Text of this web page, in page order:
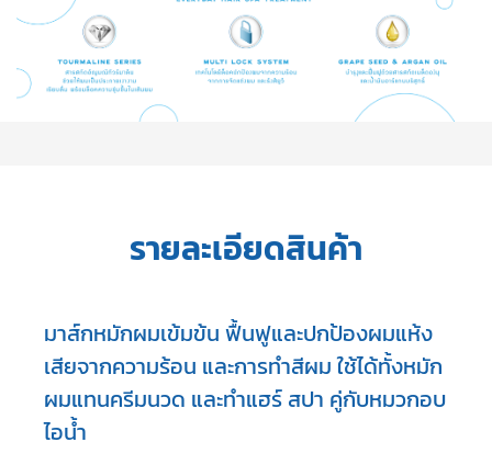
รายละเอียดสินค้า
มาส์กหมักผมเข้มข้น ฟื้นฟูและปกป้องผมแห้ง
เสียจากความร้อน และการทำสีผม ใช้ได้ทั้งหมัก
ผมแทนครีมนวด และทำแฮร์ สปา คู่กับหมวกอบ
ไอน้ำ